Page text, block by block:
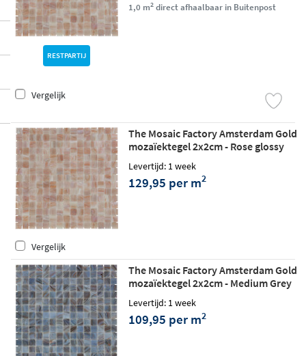
RESTPARTIJ
1,0 m2direct afhaalbaar in Buitenpost
Vergelijk
The Mosaic Factory Amsterdam Gold
mozaïektegel 2x2cm - Rose glossy
Levertijd: 1 week
129,95 per m2
Vergelijk
The Mosaic Factory Amsterdam Gold
mozaïektegel 2x2cm - Medium Grey
glossy
Levertijd: 1 week
109,95 per m2